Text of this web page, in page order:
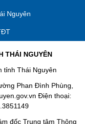
Nguyên
THÁI NGUYÊN
tỉnh Thái Nguyên
Phan Đình Phùng,
Điện thoại:
đốc Trung tâm Thông